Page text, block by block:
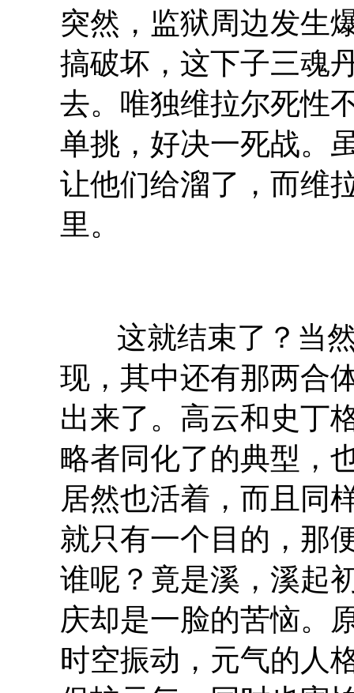
突然，监狱周边发生
搞破坏，这下子三魂
去。唯独维拉尔死性
单挑，好决一死战。
让他们给溜了，而维
里。
这就结束了？当
现，其中还有那两合
出来了。高云和史丁
略者同化了的典型，
居然也活着，而且同
就只有一个目的，那
谁呢？竟是溪，溪起
庆却是一脸的苦恼。
时空振动，元气的人